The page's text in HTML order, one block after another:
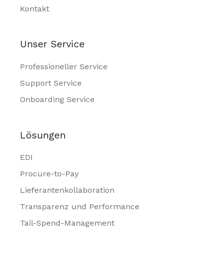
Kontakt
Unser Service
Professioneller Service
Support Service
Onboarding Service
Lösungen
EDI
Procure-to-Pay
Lieferantenkollaboration
Transparenz und Performance
Tail-Spend-Management